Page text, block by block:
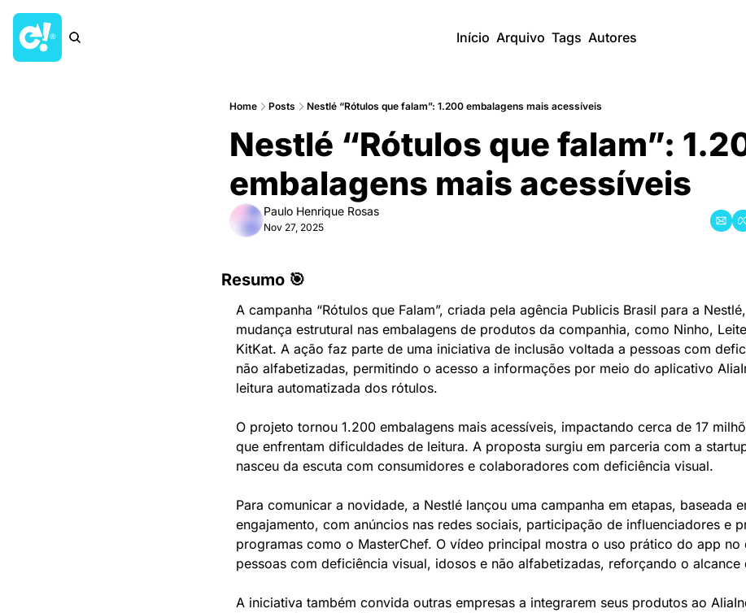
Início Arquivo Tags Autores
Home Posts Nestlé “Rótulos que falam”: 1.200 embalagens mais acessíveis
Nestlé “Rótulos que falam”:
embalagens mais acessíveis
Paulo Henrique Rosas
Nov 27, 2025
Resumo 🎯
A campanha “Rótulos que Falam”, criada pela agência Publicis Brasil para a
mudança estrutural nas embalagens de produtos da companhia, como Ninho,
KitKat. A ação faz parte de uma iniciativa de inclusão voltada a pessoas com
não alfabetizadas, permitindo o acesso a informações por meio do aplicativo
leitura automatizada dos rótulos.
O projeto tornou 1.200 embalagens mais acessíveis, impactando cerca de 17
que enfrentam dificuldades de leitura. A proposta surgiu em parceria com a
nasceu da escuta com consumidores e colaboradores com deficiência visual.
Para comunicar a novidade, a Nestlé lançou uma campanha em etapas, baseada
engajamento, com anúncios nas redes sociais, participação de influenciadores e
programas como o MasterChef. O vídeo principal mostra o uso prático do app no
pessoas com deficiência visual, idosos e não alfabetizadas, reforçando o alcance
A iniciativa também convida outras empresas a integrarem seus produtos ao